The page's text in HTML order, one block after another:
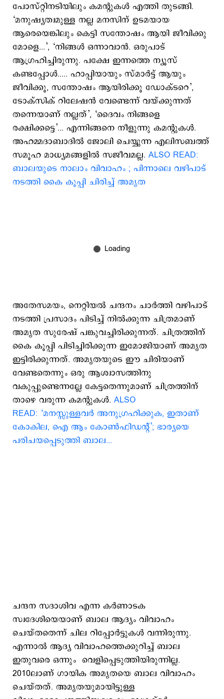
പോസ്റ്റിനടിയിലും കമന്‍റുകള്‍ എത്തി തുടങ്ങി.
‘മനുഷ്യത്വമുള്ള നല്ല മനസിന്‌ ഉടമയായ
ആരെയെങ്കിലും കെട്ടി സന്തോഷം ആയി ജീവിക്കു
മോളെ...’, ‘നിങ്ങൾ ഒന്നാവാൻ. ഒരുപാട്
ആഗ്രഹിച്ചിരുന്നു. പക്ഷേ ഇന്നത്തെ ന്യൂസ്
കണ്ടപ്പോൾ..... ഹാപ്പിയായും സ്മാര്‍ട്ട് ആയും
ജീവിക്കൂ, സന്തോഷം ആയിരിക്കൂ ഡോക്ടറെ’,
ടോക്സിക് റിലേഷന്‍ വേണ്ടെന്ന് വയ്ക്കുന്നത്
തന്നെയാണ് നല്ലത്’, ‘ദൈവം നിങ്ങളെ
രക്ഷിക്കട്ടെ’... എന്നിങ്ങനെ നീളുന്നു കമന്‍റുകള്‍.
അഹമ്മദാബാദിൽ ജോലി ചെയ്യുന്ന എലിസബത്ത്
സമൂഹ മാധ്യമങ്ങളിൽ സജീവമല്ല. ALSO READ:
ബാലയുടെ നാലാം വിവാഹം ; പിന്നാലെ വഴിപാട്
നടത്തി കൈ കൂപ്പി ചിരിച്ച് അമൃത
അതേസമയം, നെറ്റിയല്‍ ചന്ദനം ചാര്‍ത്തി വഴിപാട്
നടത്തി പ്രസാദം പിടിച്ച് നില്‍ക്കുന്ന ചിത്രമാണ്
അമൃത സുരേഷ് പങ്കുവച്ചിരിക്കുന്നത്. ചിത്രത്തിന്
കൈ കൂപ്പി പിടിച്ചിരിക്കുന്ന ഇമോജിയാണ് അമൃത
ഇട്ടിരിക്കുന്നത്. അമൃതയുടെ ഈ ചിരിയാണ്
വേണ്ടതെന്നും ഒരു ആശ്വാസത്തിനു
വകുപ്പുണ്ടെന്നല്ലേ കേട്ടതെന്നുമാണ് ചിത്രത്തിന്
താഴെ വരുന്ന കമന്‍റുകള്‍. ALSO
READ: ‘മനസ്സുള്ളവർ അനുഗ്രഹിക്കുക, ഇതാണ്
കോകില, ഐ ആം കോൺഫിഡന്‍റ്’; ഭാര്യയെ
പരിചയപ്പെടുത്തി ബാല...
ചന്ദന സദാശിവ എന്ന കർണാടക
സ്വദേശിയെയാണ് ബാല ആദ്യം വിവാഹം
ചെയ്തതെന്ന് ചില റിപ്പോർട്ടുകൾ വന്നിരുന്നു.
എന്നാൽ ആദ്യ വിവാഹത്തെക്കുറിച്ച് ബാല
ഇതുവരെ ഒന്നും വെളിപ്പെടുത്തിയിരുന്നില്ല.
2010ലാണ് ഗായിക അമൃതയെ ബാല വിവാഹം
ചെയ്തത്. അമൃതയുമായിട്ടുള്ള